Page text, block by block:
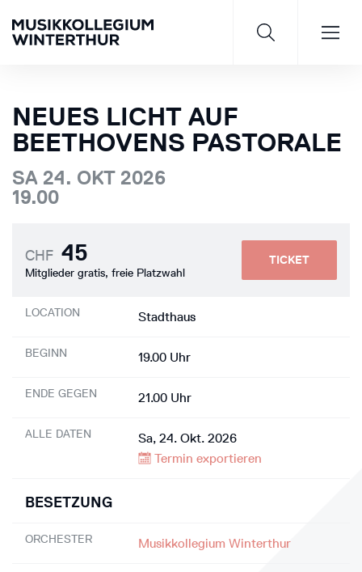
NEUES LICHT AUF
BEETHOVENS PASTORALE
SA 24. OKT 2026
19.00
CHF 45
Mitglieder gratis, freie Platzwahl
TICKET
LOCATION Stadthaus
BEGINN 19.00 Uhr
ENDE GEGEN 21.00 Uhr
ALLE DATEN
Sa, 24. Okt. 2026
Termin exportieren
BESETZUNG
ORCHESTER Musikkollegium Winterthur